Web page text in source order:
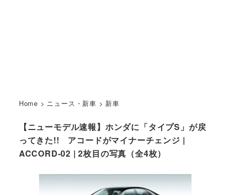
Home > ニュース・新車 > 新車
【ニューモデル速報】ホンダに「タイプS」が戻
ってきた!! アコードがマイナーチェンジ |
ACCORD-02 | 2枚目の写真（全4枚）